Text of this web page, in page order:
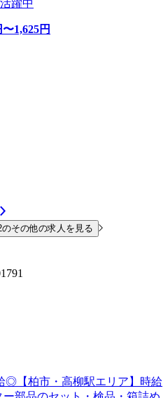
躍中
〜1,625円
その他の求人を見る
◎【柏市・高柳駅エリア】時給